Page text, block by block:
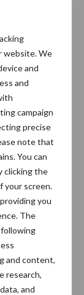
website. We
and
and
campaign
precise
note that
You can
clicking the
your screen.
you
The
and content,
research,
and